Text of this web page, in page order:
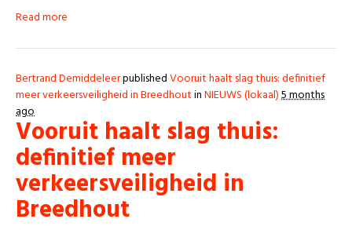
Read more
Bertrand DemiddeleerpublishedVooruit haalt slag thuis: definitief
meer verkeersveiligheid in BreedhoutinNIEUWS (lokaal)5 months
ago
Vooruit haalt slag thuis:
definitief meer
verkeersveiligheid in
Breedhout